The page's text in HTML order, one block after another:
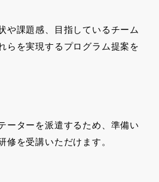
や課題感、目指しているチーム
らを実現するプログラム提案を
ーターを派遣するため、準備い
修を受講いただけます。